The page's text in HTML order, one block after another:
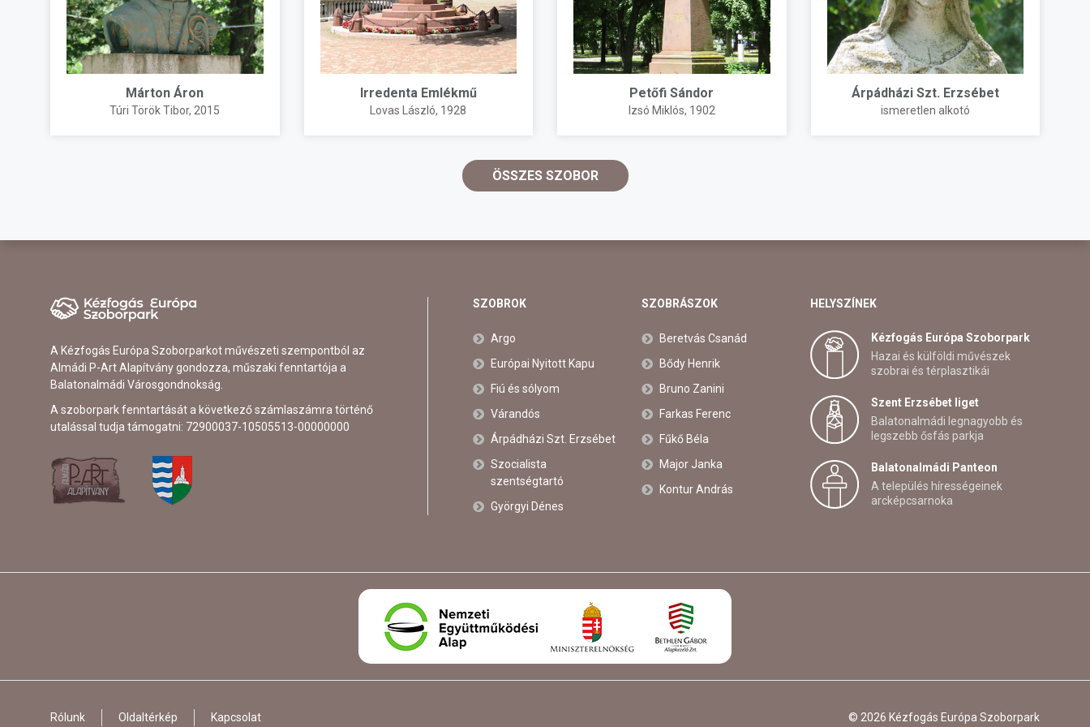
Márton Áron
Túri Török Tibor, 2015
Irredenta Emlékmű
Lovas László, 1928
Petőfi Sándor
Izsó Miklós, 1902
Árpádházi Szt. Erzsébet
ismeretlen alkotó
ÖSSZES SZOBOR
A Kézfogás Európa Szoborparkot művészeti szempontból az
Almádi P-Art Alapítvány gondozza, műszaki fenntartója a
Balatonalmádi Városgondnokság.
A szoborpark fenntartását a következő számlaszámra történő
utalással tudja támogatni: 72900037-10505513-00000000
SZOBROK
Argo
Európai Nyitott Kapu
Fiú és sólyom
Várandós
Árpádházi Szt. Erzsébet
Szocialista
szentségtartó
Györgyi Dénes
SZOBRÁSZOK
Beretvás Csanád
Bődy Henrik
Bruno Zanini
Farkas Ferenc
Fűkő Béla
Major Janka
Kontur András
HELYSZÍNEK
Kézfogás Európa Szoborpark
Hazai és külföldi művészek
szobrai és térplasztikái
Szent Erzsébet liget
Balatonalmádi legnagyobb és
legszebb ősfás parkja
Balatonalmádi Panteon
A település hírességeinek
arcképcsarnoka
Rólunk Oldaltérkép Kapcsolat © 2026 Kézfogás Európa Szoborpark